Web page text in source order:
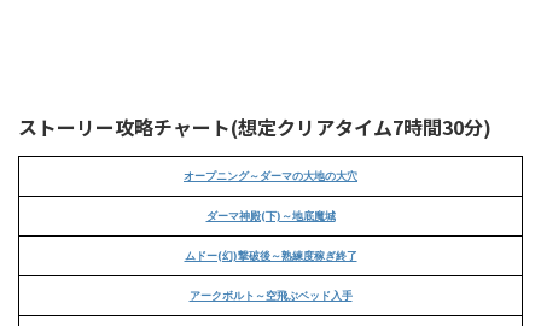
ストーリー攻略チャート(想定クリアタイム7時間30分)
オープニング～ダーマの大地の大穴
ダーマ神殿(下)～地底魔城
ムドー(幻)撃破後～熟練度稼ぎ終了
アークボルト～空飛ぶベッド入手